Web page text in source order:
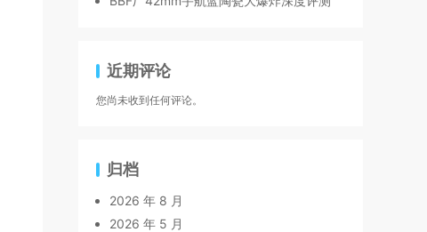
近期评论
您尚未收到任何评论。
归档
2026 年 8 月
2026 年 5 月